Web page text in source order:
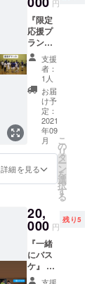
テッ
カーを
１枚つ
けま
す！ ・
備考欄
にzoom
or 動画
の選択
をお願
いしま
日々起
こった
ことを
詳しく
投稿し
ていき
ます。
・グ
ループ
参加者
のみが
参加で
きるイ
ベント
等も考
ルアド
レスの
方に、
ライン
のQR
コード
を貼り
円
『限定
応援プ
ラン』
・プロ
初試合
のチ
ケット
の提供
しま
す！ ・
試合の
時は
ツー
ショッ
トお願
いしま
直筆の
お手紙
送りま
す ※チ
ケット
お渡し
の日時
支援
者：
1人
お届
け予
定：
2021
年09
月
詳細を見る
こ
の
リ
タ
ー
ン
を
選
択
す
る
20,
000 円
残り5
『一緒
にバス
ケ』 ・
このプ